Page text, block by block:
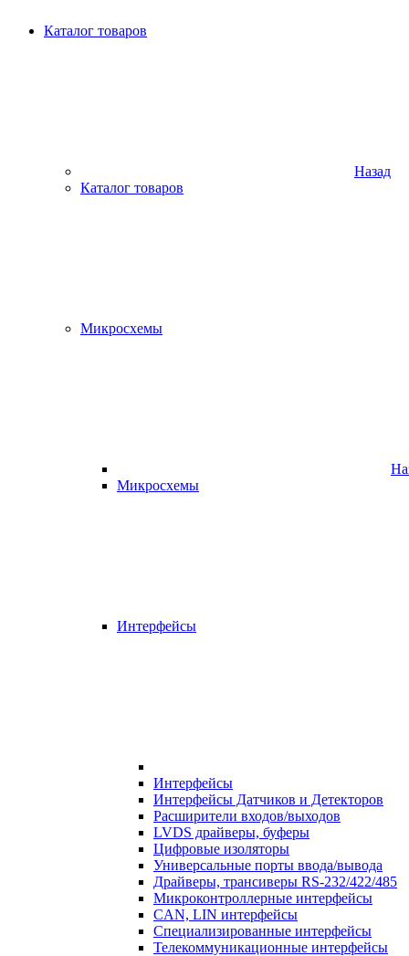
Каталог товаров
Назад
Каталог товаров
Микросхемы
Микросхемы
Интерфейсы
Интерфейсы
Интерфейсы Датчиков и Детекторов
Расширители входов/выходов
LVDS драйверы, буферы
Цифровые изоляторы
Универсальные порты ввода/вывода
Драйверы, трансиверы RS-232/422/485
Микроконтроллерные интерфейсы
CAN, LIN интерфейсы
Специализированные интерфейсы
Телекоммуникационные интерфейсы